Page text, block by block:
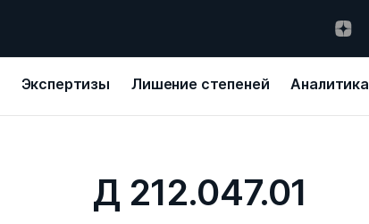
Экспертизы Лишение степеней Аналитика
Д 212.047.01